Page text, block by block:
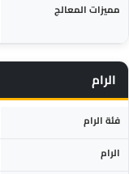
مميزات المعالج
الرام
المواصفة
فئة الرام
الرام